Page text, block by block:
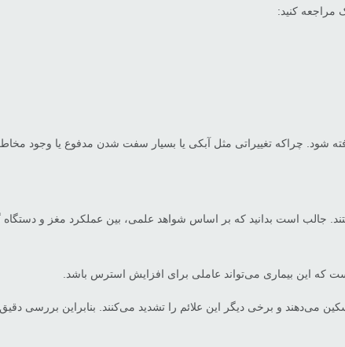
شود. چراکه تغییراتی مثل آبکی یا بسیار سفت شدن مدفوع یا وجود
است بدانید که بر اساس شواهد علمی، بین عملکرد مغز و دستگاه